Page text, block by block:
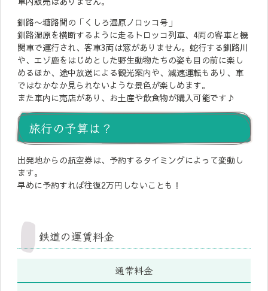
釧路〜塘路間の「くしろ湿原ノロッコ号」
釧路湿原を横断するように走るトロッコ列車、4両の客車と機
関車で運行され、客車3両は窓がありません。蛇行する釧路川
や、エゾ鹿をはじめとした野生動物たちの姿も目の前に楽し
めるほか、途中放送による観光案内や、減速運転もあり、車
ではなかなか見られないような景色が楽しめます。
また車内に売店があり、お土産や飲食物が購入可能です♪
旅行の予算は？
出発地からの航空券は、予約するタイミングによって変動し
ます。
早めに予約すれば往復2万円しないことも！
鉄道の運賃料金
通常料金